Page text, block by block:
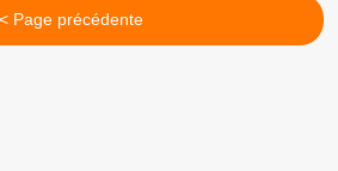
< Page précédente